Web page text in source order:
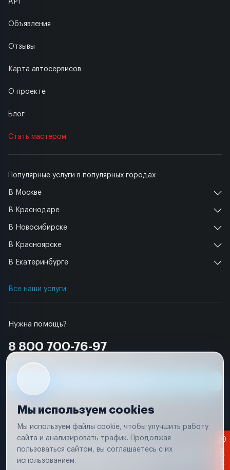
Нужна помощь?
8 800 700-76-97
Популярные услуги в популярных городах
В Москве
В Краснодаре
В Новосибирске
В Красноярске
В Екатеринбурге
Все наши услуги
API
Объявления
Отзывы
Карта автосервисов
О проекте
Блог
Стать мастером
Условия использования
Вся информация, представленная на сайте, носит исключительно
соответствии с положениями статьи 437 (п. 2) Гражданского кодекса
Мы используем cookies
Мы используем файлы cookie, чтобы улучшить работу
сайта и анализировать трафик. Продолжая
пользоваться сайтом, вы соглашаетесь с их
использованием.